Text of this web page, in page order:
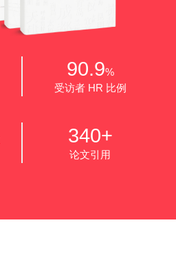
90.9%
受访者 HR 比例
340+
论文引用